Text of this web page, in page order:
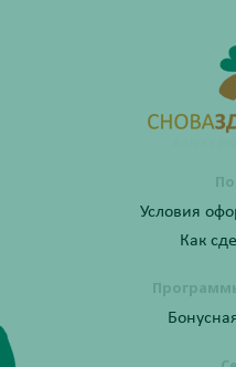
Условия
Как